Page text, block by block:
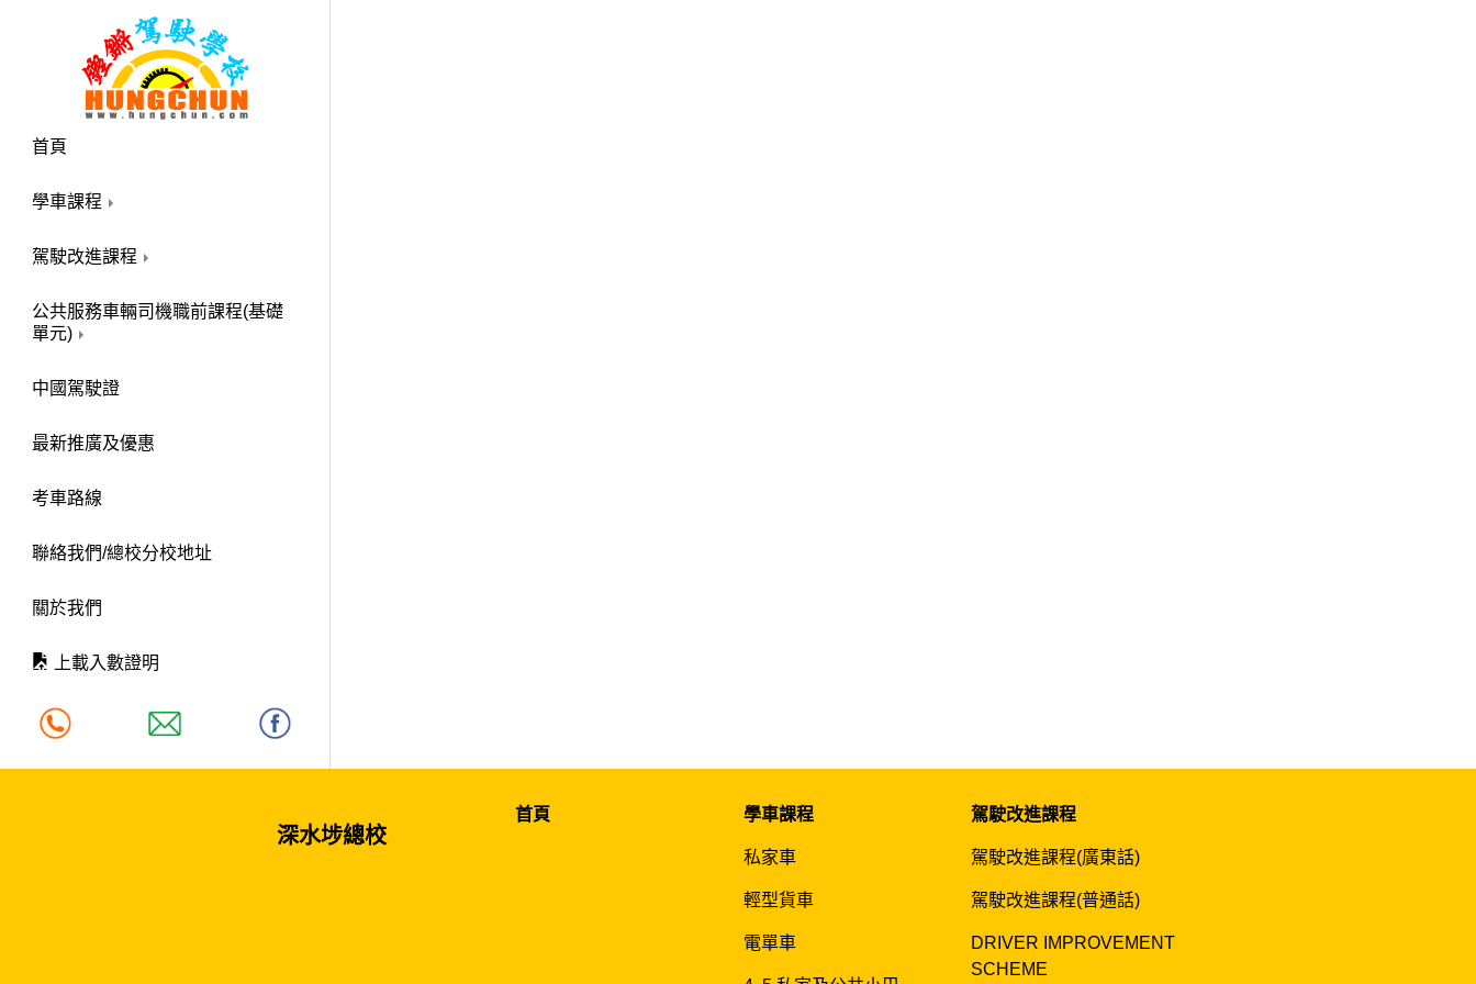
首頁
學車課程
駕駛改進課程
公共服務車輛司機職前課程(基礎
單元)
中國駕駛證
最新推廣及優惠
考車路線
聯絡我們/總校分校地址
關於我們
上載入數證明
深水埗總校
首頁 學車課程
私家車
輕型貨車
電單車
駕駛改進課程
駕駛改進課程(廣東話)
駕駛改進課程(普通話)
DRIVER IMPROVEMENT
SCHEME